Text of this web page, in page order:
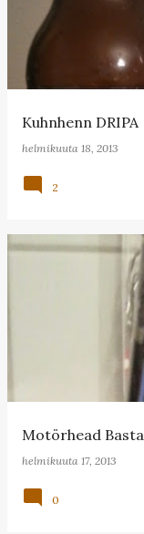
Kuhnhenn DRIPA
helmikuuta 18, 2013
2
Motörhead
helmikuuta 17, 2013
0